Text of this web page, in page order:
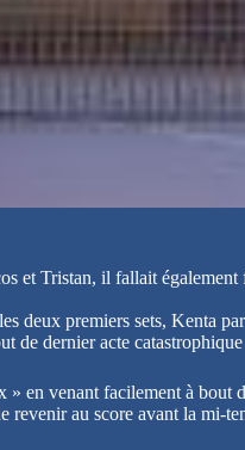
et Tristan, il fallait
deux premiers sets, Kenta
de dernier acte
en venant facilement à
revenir au score avant la mi-